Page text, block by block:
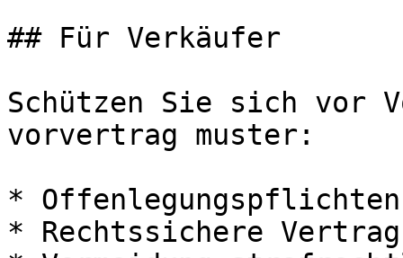
## Für Verkäufer
Schützen Sie sich vor
vorvertrag muster:
* Offenlegungspflichten
* Rechtssichere